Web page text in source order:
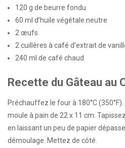
120 g de beurre fondu
60 ml d’huile végétale neutre
2 œufs
2 cuillères à café d’extrait de
240 ml de café chaud
Recette du Gâteau au
Préchauffez le four à 180°C
moule à pain de 22 x 11 cm.
en laissant un peu de papier
démoulage. Mettez de côté.